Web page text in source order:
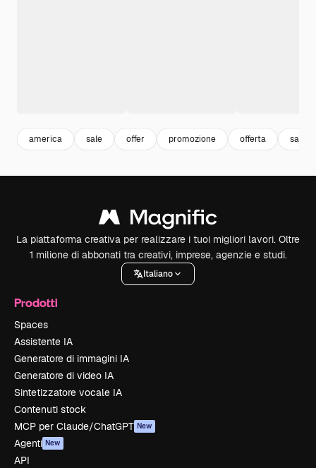
america sale offer promozione offerta saldi
La piattaforma creativa per realizzare i tuoi migliori lavori. Oltre
1 milione di abbonati tra creativi, imprese, agenzie e studi.
Italiano
Prodotti
Spaces
Assistente IA
Generatore di immagini IA
Generatore di video IA
Sintetizzatore vocale IA
Contenuti stock
MCP per Claude/ChatGPT New
Agenti New
API